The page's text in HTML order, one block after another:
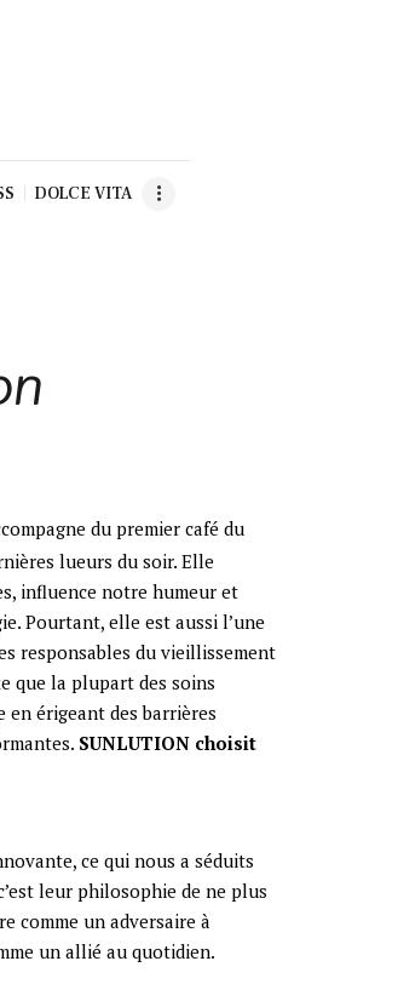
DOLCE VITA
du premier café du
lueurs du soir. Elle
influence notre humeur et
Pourtant, elle est aussi l’une
responsables du vieillissement
que la plupart des soins
érigeant des barrières
SUNLUTION choisit
ce qui nous a séduits
leur philosophie de ne plus
comme un adversaire à
un allié au quotidien.